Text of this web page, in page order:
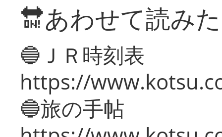
🔛あわせて読み
🔵ＪＲ時刻表
https://
🔵旅の手帖